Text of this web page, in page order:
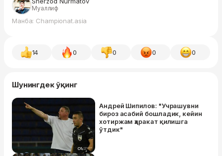
Муаллиф
Манба: Championat.asia
14 0 0 0 0
Шунингдек ўқинг
Андрей Шипилов: "Учрашувни
бироз асабий бошладик, кейин
хотиржам ҳаракат қилишга
ўтдик"